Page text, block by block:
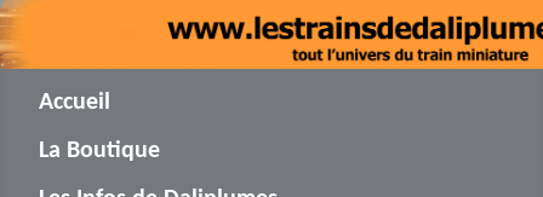
Accueil
La Boutique